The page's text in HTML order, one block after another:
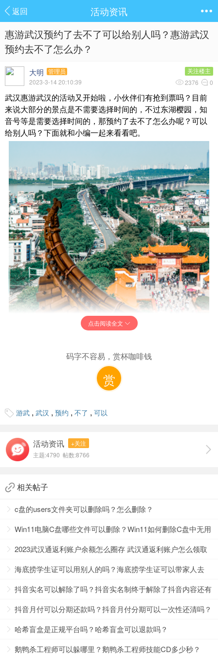
返回 活动资讯
惠游武汉预约了去不了可以给别人吗？惠游武汉
预约去不了怎么办？
大明 管理员
2023-3-14 20:10:39
关注楼主
2376 0
武汉惠游武汉的活动又开始啦，小伙伴们有抢到票吗？目前
来说大部分的景点是不需要选择时间的，不过东湖樱园，知
音号等是需要选择时间的，那预约了去不了怎么办呢？可以
给别人吗？下面就和小编一起来看看吧。
惠游武汉预约了去不了可以给别人吗？
不可以给别人的，因为此次武汉旅游惠民券活动预约需要使
用身份证进行实名预约，不过如果你去不了的话，可以拿预
管得也不是那么的严格的，大家可以试一下的。
惠游武汉预约去不了怎么办？
预约成功不可退的，去不了的话也就只能放弃了，因为是实
如果是特别亲近的人的话是可以的，这样也比较放心的。
惠游武汉预约攻略
点击阅读全文
码字不容易，赏杯咖啡钱
赏
游武 , 武汉 , 预约 , 不了 , 可以
活动资讯
+关注
主题:4790 帖数:8766
相关帖子
c盘的users文件夹可以删除吗？怎么删除？
Win11电脑C盘哪些文件可以删除？Win11如何删除C盘中无用
的文件？
2023武汉通返利账户余额怎么圈存 武汉通返利账户怎么领取
海底捞学生证可以用别人的吗？海底捞学生证可以带家人去
吗？
抖音实名可以解除了吗？抖音实名制终于解除了抖音内容还有
吗？
抖音月付可以分期还款吗？抖音月付分期可以一次性还清吗？
哈希盲盒是正规平台吗？哈希盲盒可以退款吗？
鹅鸭杀工程师可以躲哪里？鹅鸭杀工程师技能CD多少秒？